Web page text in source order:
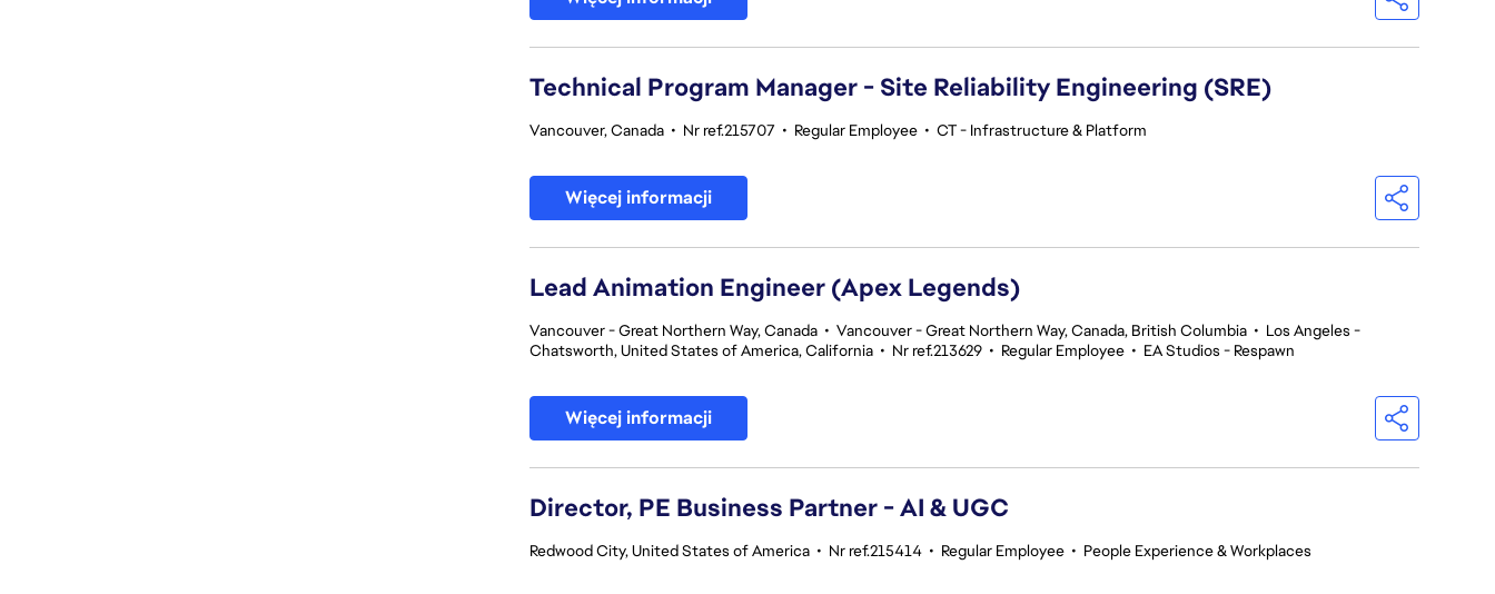
Technical Program Manager - Site Reliability Engineering (SRE)
Vancouver, Canada • Nr ref.215707 • Regular Employee • CT - Infrastructure & Platform
Więcej informacji
Lead Animation Engineer (Apex Legends)
Vancouver - Great Northern Way, Canada • Vancouver - Great Northern Way, Canada, British Columbia • Los Angeles -
Chatsworth, United States of America, California • Nr ref.213629 • Regular Employee • EA Studios - Respawn
Więcej informacji
Director, PE Business Partner - AI & UGC
Redwood City, United States of America • Nr ref.215414 • Regular Employee • People Experience & Workplaces